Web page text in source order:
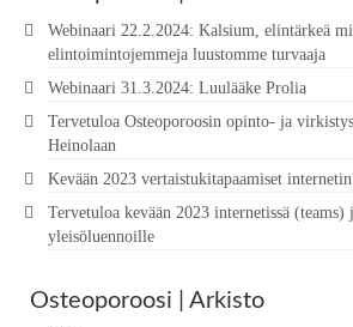
Webinaari 22.2.2024: Kalsium, elintärkeä
elintoimintojemmeja luustomme turvaaja
Webinaari 31.3.2024: Luulääke Prolia
Tervetuloa Osteoporoosin opinto- ja
Heinolaan
Kevään 2023 vertaistukitapaamiset
Tervetuloa kevään 2023 internetissä (teams)
yleisöluennoille
Osteoporoosi | Arkisto